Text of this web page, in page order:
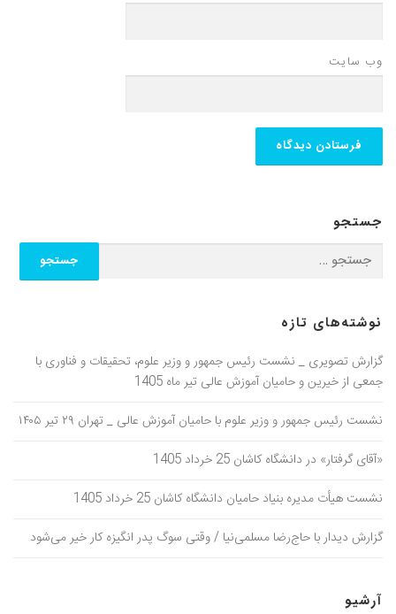
وب‌ سایت
جستجو
نوشته‌های تازه
گزارش تصویری _ نشست رئیس جمهور و وزیر علوم، تحقیقات و فناوری با
جمعی از خیرین و حامیان آموزش عالی تیر ماه 1405
نشست رئیس جمهور و وزیر علوم با حامیان آموزش عالی _ تهران ۲۹ تیر ۱۴۰۵
«آقای گرفتار» در دانشگاه کاشان 25 خرداد 1405
نشست هیأت مدیره بنیاد حامیان دانشگاه کاشان 25 خرداد 1405
گزارش دیدار با حاج‌رضا مسلمی‌نیا / وقتی سوگ پدر انگیزه کار خیر می‌شود
آرشیو